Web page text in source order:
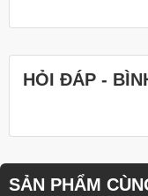
HỎI ĐÁP -
SẢN PHẨM